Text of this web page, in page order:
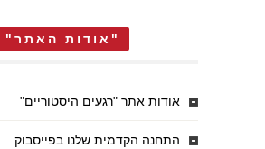
"אודות האתר"
אודות אתר "רגעים היסטוריים"
התחנה הקדמית שלנו בפייסבוק